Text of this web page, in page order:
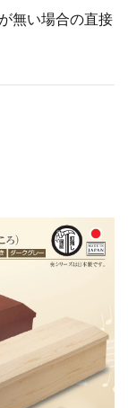
無い場合の直接